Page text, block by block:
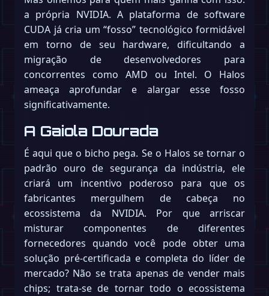
a própria NVIDIA. A plataforma de software
CUDA já cria um “fosso” tecnológico formidável
em torno de seu hardware, dificultando a
migração de desenvolvedores para
concorrentes como AMD ou Intel. O Halos
ameaça aprofundar e alargar esse fosso
significativamente.
A Gaiola Dourada
É aqui que o bicho pega. Se o Halos se tornar o
padrão ouro de segurança da indústria, ele
criará um incentivo poderoso para que os
fabricantes mergulhem de cabeça no
ecossistema da NVIDIA. Por que arriscar
misturar componentes de diferentes
fornecedores quando você pode obter uma
solução pré-certificada e completa do líder de
mercado? Não se trata apenas de vender mais
chips; trata-se de tornar todo o ecossistema